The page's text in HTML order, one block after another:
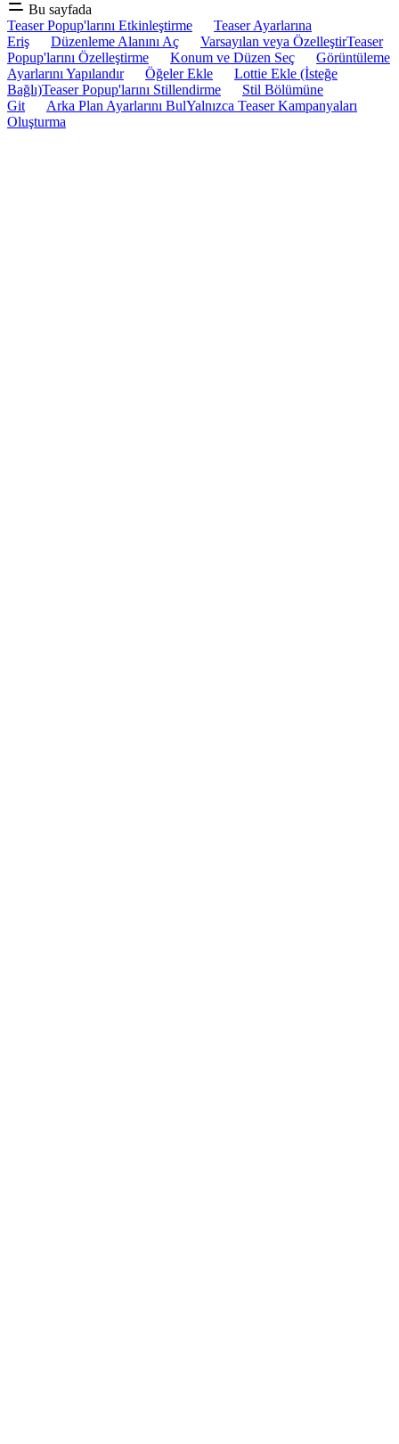
Bu sayfada
Teaser Popup'larını Etkinleştirme
Teaser Ayarlarına
Eriş
Düzenleme Alanını Aç Varsayılan veya ÖzelleştirTeaser
Popup'larını Özelleştirme
Konum ve Düzen Seç
Görüntüleme
Ayarlarını Yapılandır
Öğeler Ekle
Lottie Ekle (İsteğe
Bağlı)Teaser Popup'larını Stillendirme
Stil Bölümüne
Git
Arka Plan Ayarlarını BulYalnızca Teaser Kampanyaları
Oluşturma